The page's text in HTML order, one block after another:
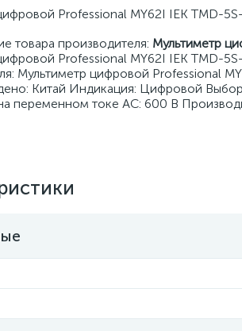
Professional MY62I IEK TMD-
товара производителя: Мультиметр
Professional MY62I IEK TMD-
Мультиметр цифровой Professional
Китай Индикация: Цифровой
переменном токе АC: 600 В